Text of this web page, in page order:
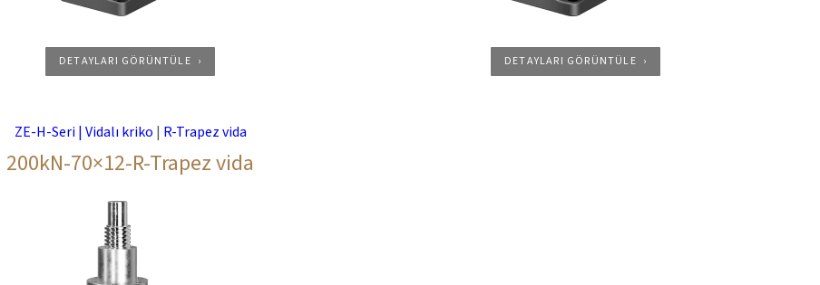
DETAYLARI GÖRÜNTÜLE DETAYLARI GÖRÜNTÜLE
ZE-H-Seri | Vidalı kriko | R-Trapez vida
200kN-70×12-R-Trapez vida